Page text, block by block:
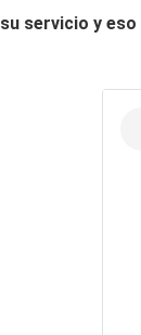
servicio y